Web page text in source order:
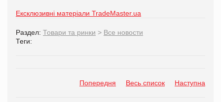
Ексклюзивні матеріали TradeMaster.ua
Раздел: Товари та ринки > Все новости
Теги:
Попередня Весь список Наступна